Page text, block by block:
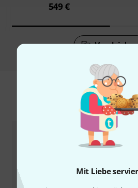
Mit Liebe
549 €
Zubehör &